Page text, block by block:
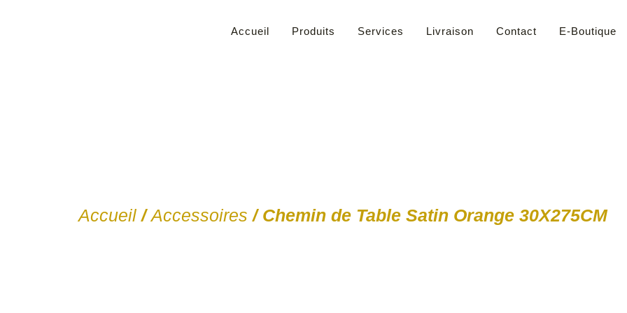
Accueil Produits Services Livraison Contact E-Boutique
Accueil /Accessoires / Chemin de Table Satin Orange 30X275CM